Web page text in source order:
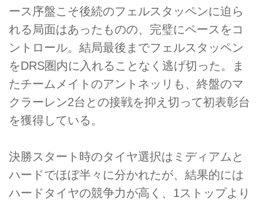
ース序盤こそ後続のフェルスタッペンに迫ら
れる局面はあったものの、完璧にペースをコ
ントロール。結局最後までフェルスタッペン
をDRS圏内に入れることなく逃げ切った。ま
たチームメイトのアントネッリも、終盤のマ
クラーレン2台との接戦を抑え切って初表彰台
を獲得している。
決勝スタート時のタイヤ選択はミディアムと
ハードでほぼ半々に分かれたが、結果的には
ハードタイヤの競争力が高く、1ストップより